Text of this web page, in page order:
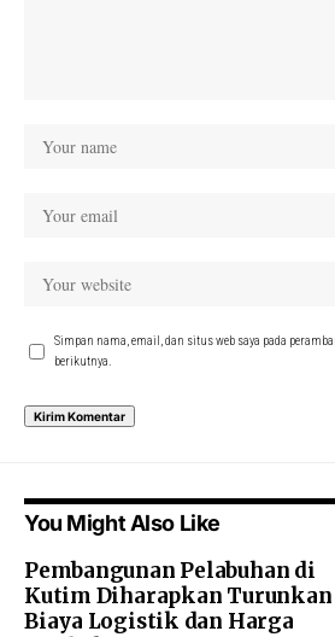
Simpan nama, email, dan situs web saya pada
berikutnya.
You Might Also Like
Pembangunan Pelabuhan di
Kutim Diharapkan Turunkan
Biaya Logistik dan Harga